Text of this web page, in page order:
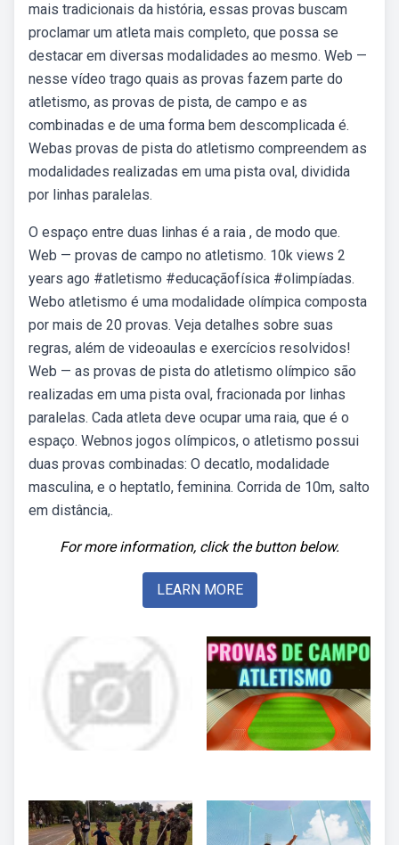
mais tradicionais da história, essas provas buscam
proclamar um atleta mais completo, que possa se
destacar em diversas modalidades ao mesmo. Web —
nesse vídeo trago quais as provas fazem parte do
atletismo, as provas de pista, de campo e as
combinadas e de uma forma bem descomplicada é.
Webas provas de pista do atletismo compreendem as
modalidades realizadas em uma pista oval, dividida
por linhas paralelas.
O espaço entre duas linhas é a raia , de modo que.
Web — provas de campo no atletismo. 10k views 2
years ago #atletismo #educaçãofísica #olimpíadas.
Webo atletismo é uma modalidade olímpica composta
por mais de 20 provas. Veja detalhes sobre suas
regras, além de videoaulas e exercícios resolvidos!
Web — as provas de pista do atletismo olímpico são
realizadas em uma pista oval, fracionada por linhas
paralelas. Cada atleta deve ocupar uma raia, que é o
espaço. Webnos jogos olímpicos, o atletismo possui
duas provas combinadas: O decatlo, modalidade
masculina, e o heptatlo, feminina. Corrida de 10m, salto
em distância,.
For more information, click the button below.
LEARN MORE